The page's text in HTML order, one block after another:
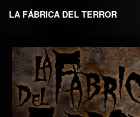
LA FÁBRICA DEL TERROR